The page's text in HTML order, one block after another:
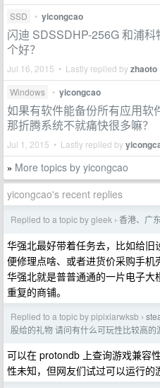
SSD • yicongcao
闪迪 SDSSDHP-256G 和浦
个好？
Jul 16, 2015 • Lastly replied byzhaoto
Windows • yicongcao
如果有软件能备份所有应用软
那折腾系统不就痛快很多嘛？
Jul 1, 2015 • Lastly replied by
» More topics by yicongcao
yicongcao's recent replies
Replied to a topic by gleek › 香港、广
华强北最好带着任务去，比如给
便修理点啥、或者进货价采购手
华强北就是普普通通的一片电子
重复的商铺。
Replied to a topic by pipixiarwksb ›
股给的礼物 请问有什么可玩性比较高的
可以在 protondb 上查询游戏兼容
性未知，但网友们试过可以运行的